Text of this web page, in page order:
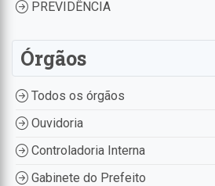
PREVIDÊNCIA
Órgãos
Todos os órgãos
Ouvidoria
Controladoria Interna
Gabinete do Prefeito